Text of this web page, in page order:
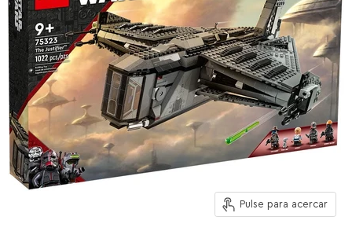
Pulse para acercar